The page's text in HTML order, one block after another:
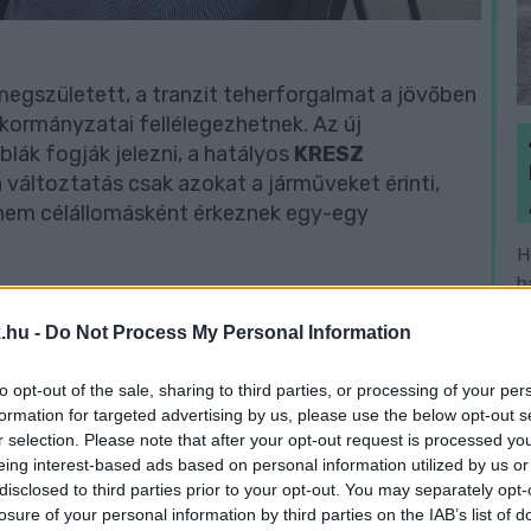
- Do Not Process My Personal Information
opt-out of the sale, sharing to third parties, or processing of your
for targeted advertising by us, please use the below opt-out
selection. Please note that after your opt-out request is processed
interest-based ads based on personal information utilized by us
to third parties prior to your opt-out. You may separately
of your personal information by third parties on the IAB’s list of
a tranzit teherforgalmat a jövőben
fellélegezhetnek. Az új
fogják jelezni, a hatályos KRESZ
csak azokat a járműveket érinti,
célállomásként érkeznek egy-egy
akadályozhatja a helyi gazdasági
szállítmányozó cégeket vagy a
a közlekedés biztonságosabbá váljon,
színvonala is változatlan maradjon.
segítette a nyáron Mezőörsön tartott
és a minisztérium szakemberei is részt
a napokban részletesen